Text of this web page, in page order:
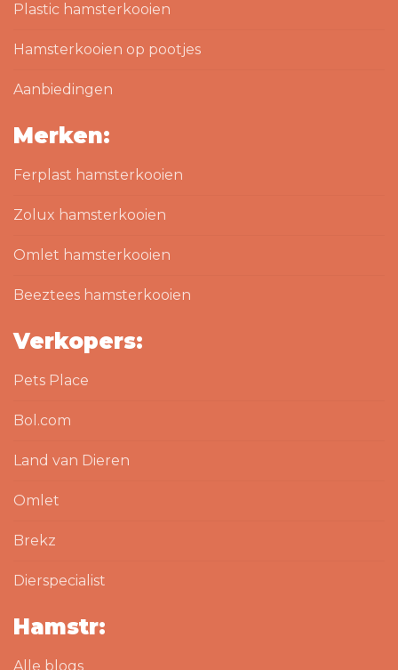
Plastic hamsterkooien
Hamsterkooien op pootjes
Aanbiedingen
Merken:
Ferplast hamsterkooien
Zolux hamsterkooien
Omlet hamsterkooien
Beeztees hamsterkooien
Verkopers:
Pets Place
Bol.com
Land van Dieren
Omlet
Brekz
Dierspecialist
Hamstr:
Alle blogs